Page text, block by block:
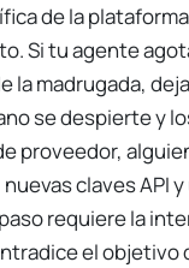
de la
Si tu agente
la madrugada,
se despierte y
proveedor,
claves API
requiere la
el objetivo